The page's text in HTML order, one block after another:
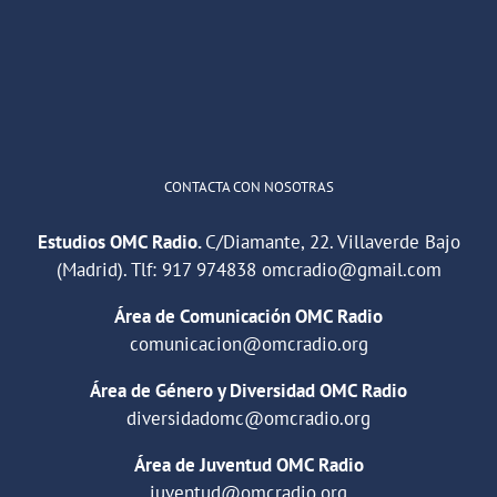
CONTACTA CON NOSOTRAS
Estudios OMC Radio.C/Diamante, 22. Villaverde Bajo
(Madrid). Tlf: 917 974838 omcradio@gmail.com
Área de Comunicación OMC Radio
comunicacion@omcradio.org
Área de Género y Diversidad OMC Radio
diversidadomc@omcradio.org
Área de Juventud OMC Radio